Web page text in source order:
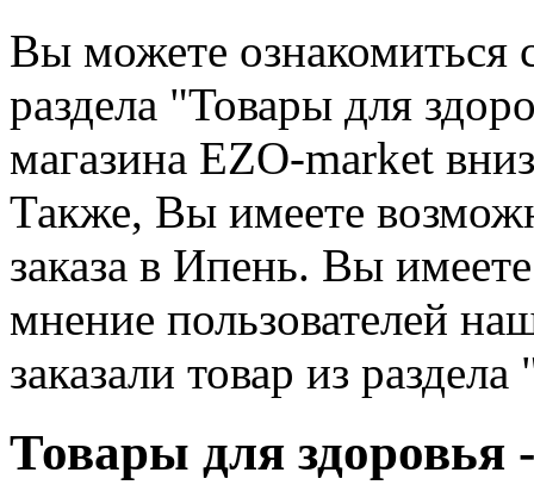
Вы можете ознакомиться
раздела "Товары для
магазина EZO-market
Также, Вы имеете
заказа в Ипень. Вы
мнение пользователей
заказали товар из
Товары для здоровья